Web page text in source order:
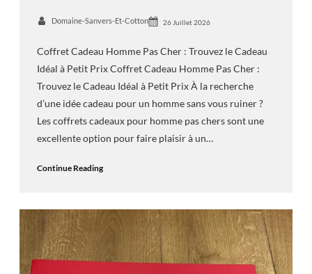
Domaine-Sanvers-Et-Cotton 26 Juillet 2026
Coffret Cadeau Homme Pas Cher : Trouvez le Cadeau
Idéal à Petit Prix Coffret Cadeau Homme Pas Cher :
Trouvez le Cadeau Idéal à Petit Prix À la recherche
d’une idée cadeau pour un homme sans vous ruiner ?
Les coffrets cadeaux pour homme pas chers sont une
excellente option pour faire plaisir à un…
Continue Reading